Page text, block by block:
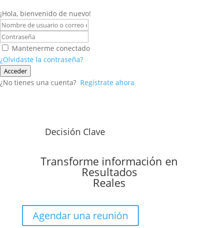
¡Hola, bienvenido de nuevo!
Mantenerme conectado
¿Olvidaste la contraseña?
Acceder
¿No tienes una cuenta? Regístrate ahora
Decisión Clave
Transforme información en
Resultados
Reales
Agendar una reunión